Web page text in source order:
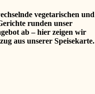
vegetarischen und
runden unser
ab – hier zeigen wir
aus unserer Speisekarte.